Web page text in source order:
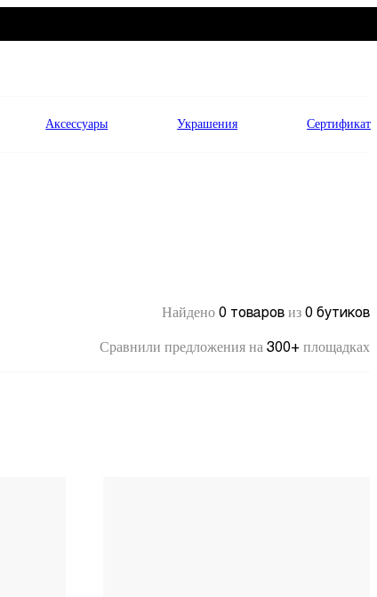
Аксессуары Украшения Сертификат
Найдено 0 товаров из 0 бутиков
Сравнили предложения на 300+ площадках